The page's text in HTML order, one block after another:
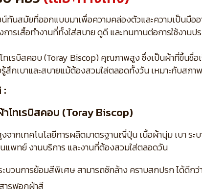
ทันสมัยที่ออกแบบมาเพื่อความคล่องตัวและความเป็นมือ
ารเสื้อทำงานที่ทั้งใส่สบาย ดูดี และทนทานต่อการใช้งานป
ทเรบิสคอบ (Toray Biscop) คุณภาพสูง ซึ่งเป็นผ้าที่ขึ้นชื่อ
รู้สึกเบาและสบายแม้ต้องสวมใส่ตลอดทั้งวัน เหมาะกับสภ
โทเรบิสคอบ (Toray Biscop)
ากเทคโนโลยีการผลิตมาตรฐานญี่ปุ่น เนื้อผ้านุ่ม เบา ระ
แพทย์ งานบริการ และงานที่ต้องสวมใส่ตลอดวัน
บวนการย้อมสีพิเศษ สามารถซักล้าง คราบสกปรก ได้ดีกว่
ารฟอกผ้าสี